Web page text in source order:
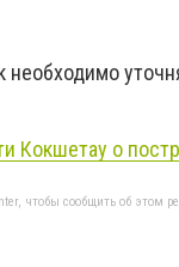
Кокшетау о
чтобы сообщить об этом